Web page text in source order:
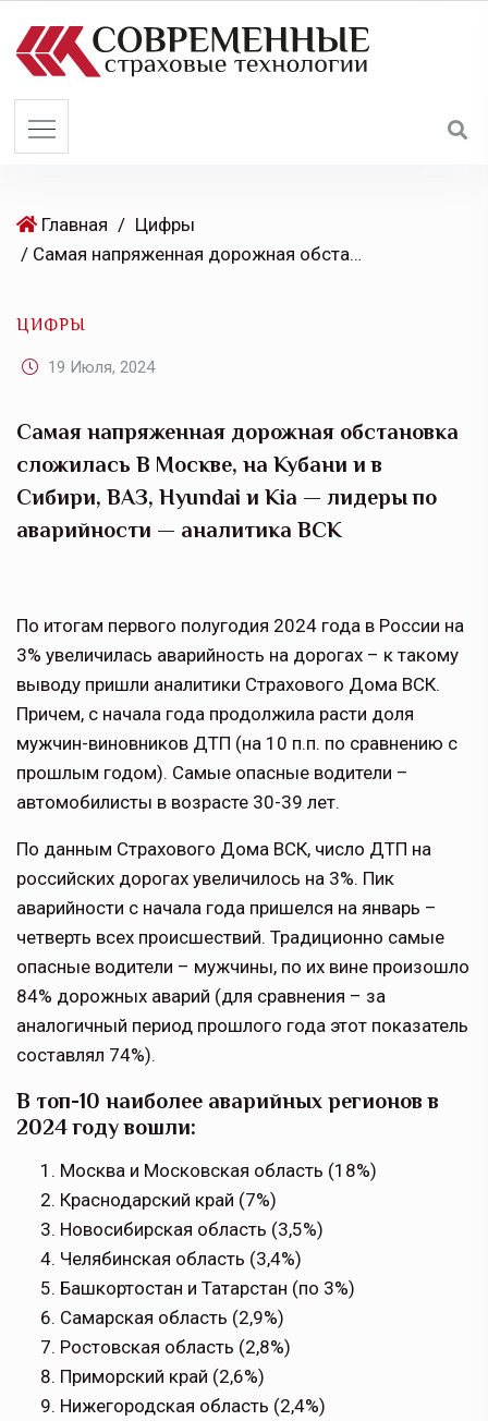
Главная / Цифры
/ Самая напряженная дорожная обстановка сложилась В Москве, на Кубани и в Сибири, ВАЗ, Hyundai и Kia — лидеры по аварийности — аналитика ВСК
ЦИФРЫ
19 Июля, 2024
Самая напряженная дорожная обстановка
сложилась В Москве, на Кубани и в
Сибири, ВАЗ, Hyundai и Kia — лидеры по
аварийности — аналитика ВСК
По итогам первого полугодия 2024 года в России на
3% увеличилась аварийность на дорогах – к такому
выводу пришли аналитики Страхового Дома ВСК.
Причем, с начала года продолжила расти доля
мужчин-виновников ДТП (на 10 п.п. по сравнению с
прошлым годом). Самые опасные водители –
автомобилисты в возрасте 30-39 лет.
По данным Страхового Дома ВСК, число ДТП на
российских дорогах увеличилось на 3%. Пик
аварийности с начала года пришелся на январь –
четверть всех происшествий. Традиционно самые
опасные водители – мужчины, по их вине произошло
84% дорожных аварий (для сравнения – за
аналогичный период прошлого года этот показатель
составлял 74%).
В топ-10 наиболее аварийных регионов в
2024 году вошли:
Москва и Московская область (18%)
Краснодарский край (7%)
Новосибирская область (3,5%)
Челябинская область (3,4%)
Башкортостан и Татарстан (по 3%)
Самарская область (2,9%)
Ростовская область (2,8%)
Приморский край (2,6%)
Нижегородская область (2,4%)